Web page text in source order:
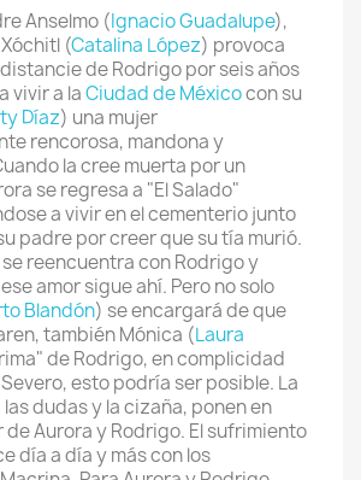
Anselmo (Ignacio Guadalupe),
(Catalina López) provoca
de Rodrigo por seis años
vivir a laCiudad de Méxicocon su
Díaz) una mujer
rencorosa, mandona y
la cree muerta por un
se regresa a "El Salado"
a vivir en el cementerio junto
padre por creer que su tía murió.
reencuentra con Rodrigo y
amor sigue ahí. Pero no solo
Blandón) se encargará de que
también Mónica (Laura
de Rodrigo, en complicidad
esto podría ser posible. La
dudas y la cizaña, ponen en
de Aurora y Rodrigo. El sufrimiento
día a día y más con los